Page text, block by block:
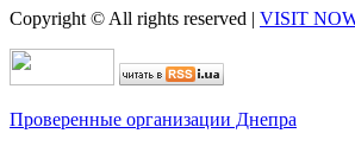
Copyright © All rights reserved | VISIT
Проверенные организации Днепра